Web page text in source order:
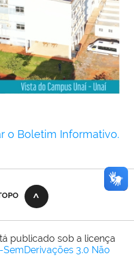
o Boletim Informativo.
publicado sob a licença
3.0 Não